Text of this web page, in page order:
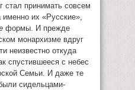
стал принимать совсем
именно их «Русские»,
формы. И прежде
монархизме вдруг
неизвестно откуда
спустившееся с небес
Семьи. И даже те
сидельцами-